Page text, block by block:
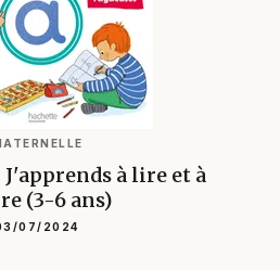
à lire et à
(3-6 ans)
07/2024